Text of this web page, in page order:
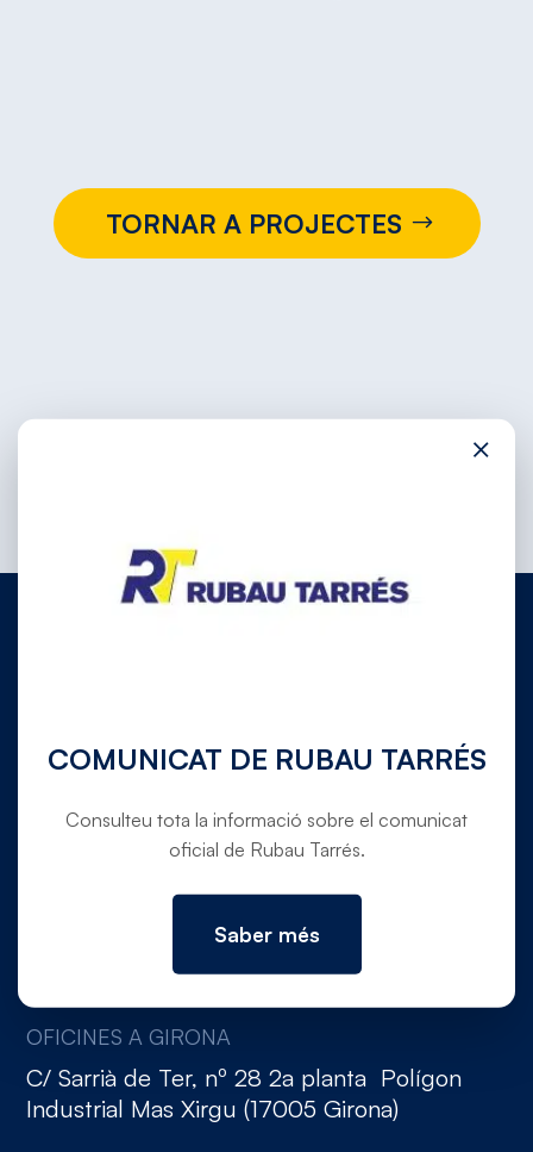
TORNAR A PROJECTES
OFICINES A VERGES I DOMICILI SOCIAL
Ctra. C-31 de Torroella de Montgrí a Verges,
pk. 354,5 (Canet de La Tallada, 17134,
OFICINES A GIRONA
C/ Sarrià de Ter, nº 28 2a planta Polígon
Industrial Mas Xirgu (17005 Girona)
×
COMUNICAT DE RUBAU TARRÉS
Consulteu tota la informació sobre el comunicat
oficial de Rubau Tarrés.
Saber més